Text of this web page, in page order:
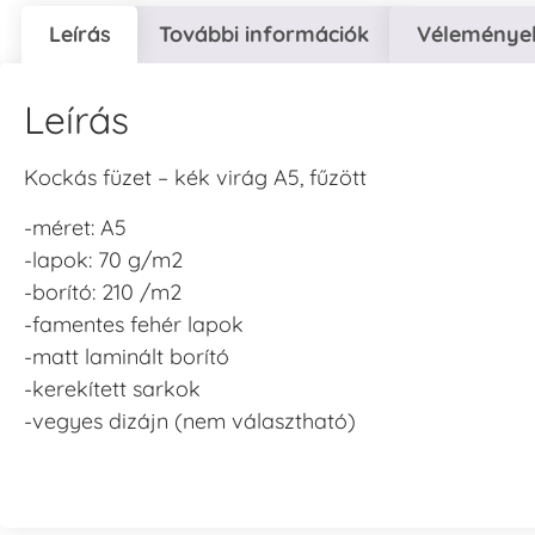
Leírás További információk
Leírás
Kockás füzet – kék virág A5, fűzött
-méret: A5
-lapok: 70 g/m2
-borító: 210 /m2
-famentes fehér lapok
-matt laminált borító
-kerekített sarkok
-vegyes dizájn (nem választható)